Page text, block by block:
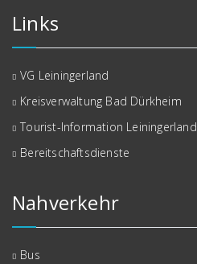
Links
VG Leiningerland
Kreisverwaltung Bad Dürkheim
Tourist-Information Leiningerland
Bereitschaftsdienste
Nahverkehr
Bus